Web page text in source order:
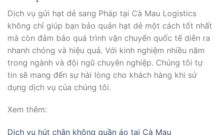
Dịch vụ gửi hạt dẻ sang Pháp tại Cà Mau Logistics
không chỉ giúp bạn bảo quản hạt dẻ một cách tốt nhất
mà còn đảm bảo quá trình vận chuyển quốc tế diễn ra
nhanh chóng và hiệu quả. Với kinh nghiệm nhiều năm
trong ngành và đội ngũ chuyên nghiệp. Chúng tôi tự
tin sẽ mang đến sự hài lòng cho khách hàng khi sử
dụng dịch vụ của chúng tôi.
Xem thêm:
Dịch vụ hút chân không quần áo tại Cà Mau